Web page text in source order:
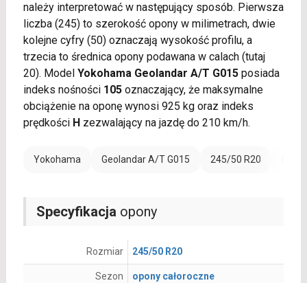
należy interpretować w następujący sposób. Pierwsza
liczba (245) to szerokość opony w milimetrach, dwie
kolejne cyfry (50) oznaczają wysokość profilu, a
trzecia to średnica opony podawana w calach (tutaj
20). Model Yokohama Geolandar A/T G015posiada
indeks nośności 105oznaczający, że maksymalne
obciążenie na oponę wynosi 925 kg oraz indeks
prędkości Hzezwalający na jazdę do 210 km/h.
Yokohama Geolandar A/T G015 245/50 R20
Specyfikacja opony
Rozmiar 245/50 R20
Sezon opony całoroczne